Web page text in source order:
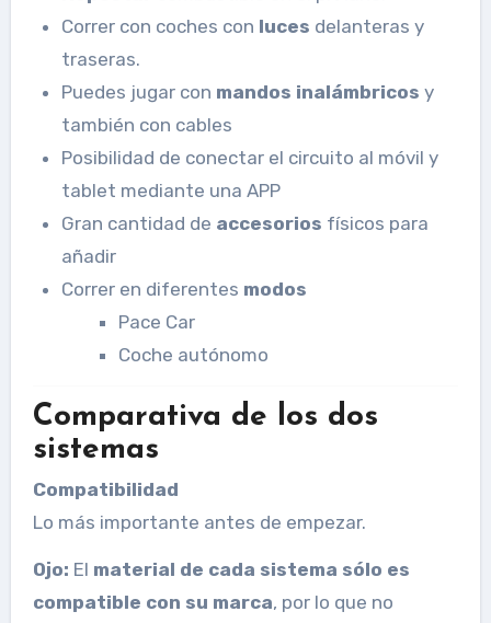
Correr con coches con luces delanteras y
traseras.
Puedes jugar con mandos inalámbricos y
también con cables
Posibilidad de conectar el circuito al móvil y
tablet mediante una APP
Gran cantidad de accesorios físicos para
añadir
Correr en diferentes modos
Pace Car
Coche autónomo
Comparativa de los dos
sistemas
Compatibilidad
Lo más importante antes de empezar.
Ojo: El material de cada sistema sólo es
compatible con su marca, por lo que no